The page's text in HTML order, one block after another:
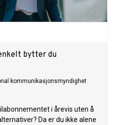
bytter du
kommunikasjonsmyndighet
i årevis uten å
Da er du ikke alene